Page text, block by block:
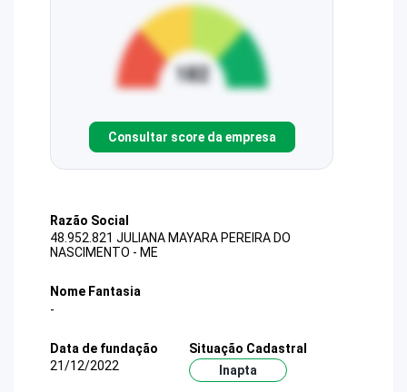
Consultar score da empresa
Razão Social
48.952.821 JULIANA MAYARA PEREIRA DO
NASCIMENTO - ME
Nome Fantasia
-
Data de fundação
21/12/2022
Situação Cadastral
Inapta